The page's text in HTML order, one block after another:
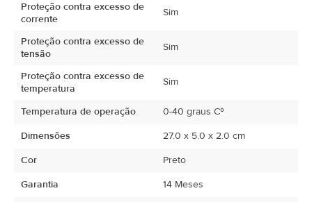
Proteção contra excesso de
corrente
Sim
Proteção contra excesso de
tensão
Sim
Proteção contra excesso de
temperatura
Sim
Temperatura de operação
0-40 graus Cº
Dimensões
27.0 x 5.0 x 2.0 cm
Cor
Preto
Garantia
14 Meses